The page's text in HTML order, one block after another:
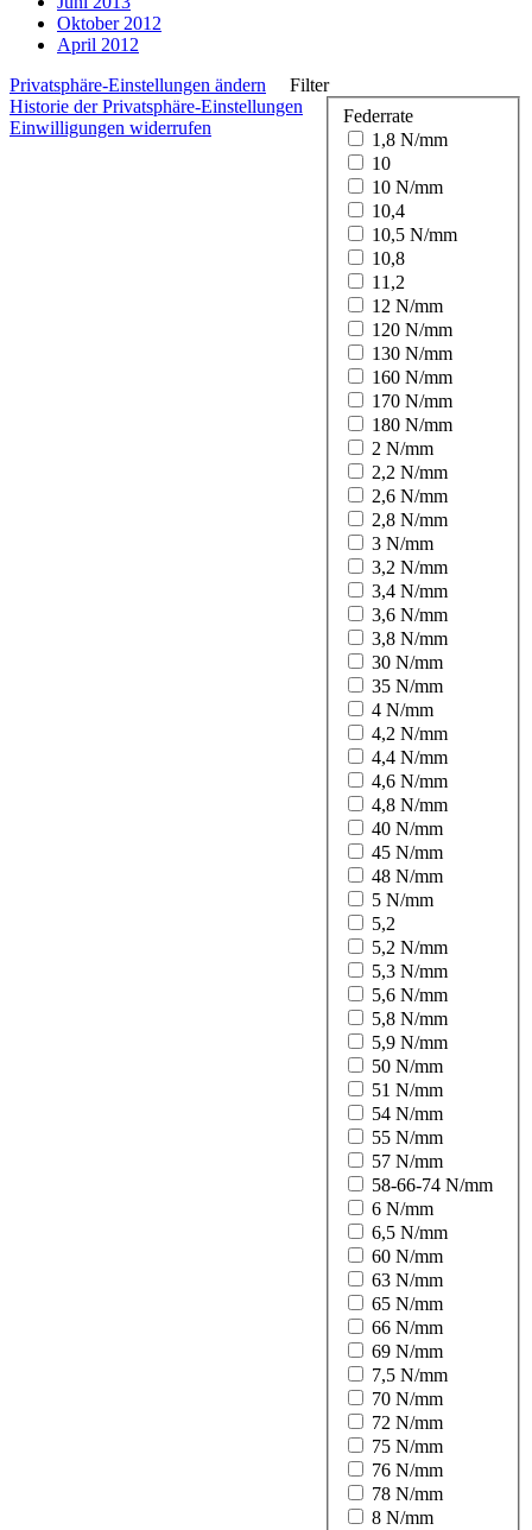
Oktober 2012
April 2012
Privatsphäre-Einstellungen ändern
Historie der Privatsphäre-Einstellungen
Einwilligungen widerrufen
Filter
Federrate
1,8 N/mm
10
10 N/mm
10,4
10,5 N/mm
10,8
11,2
12 N/mm
120 N/mm
130 N/mm
160 N/mm
170 N/mm
180 N/mm
2 N/mm
2,2 N/mm
2,6 N/mm
2,8 N/mm
3 N/mm
3,2 N/mm
3,4 N/mm
3,6 N/mm
3,8 N/mm
30 N/mm
35 N/mm
4 N/mm
4,2 N/mm
4,4 N/mm
4,6 N/mm
4,8 N/mm
40 N/mm
45 N/mm
48 N/mm
5 N/mm
5,2
5,2 N/mm
5,3 N/mm
5,6 N/mm
5,8 N/mm
5,9 N/mm
50 N/mm
51 N/mm
54 N/mm
55 N/mm
57 N/mm
58-66-74 N/mm
6 N/mm
6,5 N/mm
60 N/mm
63 N/mm
65 N/mm
66 N/mm
69 N/mm
7,5 N/mm
70 N/mm
72 N/mm
75 N/mm
76 N/mm
78 N/mm
8 N/mm